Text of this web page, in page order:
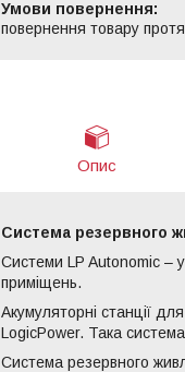
повернення товару
Опис
Система резервного
Системи LP Autonomic –
приміщень.
Акумуляторні станції
LogicPower. Така
Система резервного